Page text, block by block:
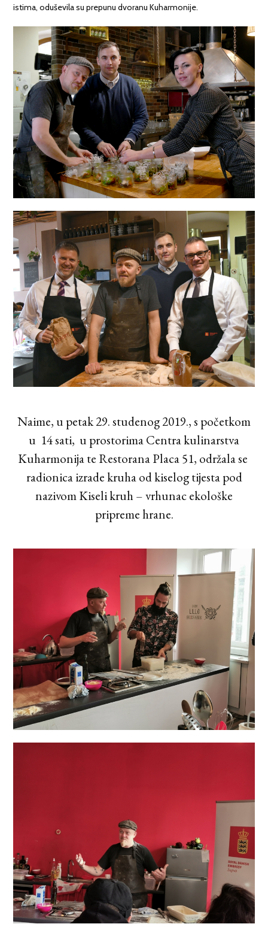
istima, oduševila su prepunu dvoranu Kuharmonije.
Naime, u petak 29. studenog 2019., s početkom
u 14 sati, u prostorima Centra kulinarstva
Kuharmonija te Restorana Placa 51, održala se
radionica izrade kruha od kiselog tijesta pod
nazivom Kiseli kruh – vrhunac ekološke
pripreme hrane.